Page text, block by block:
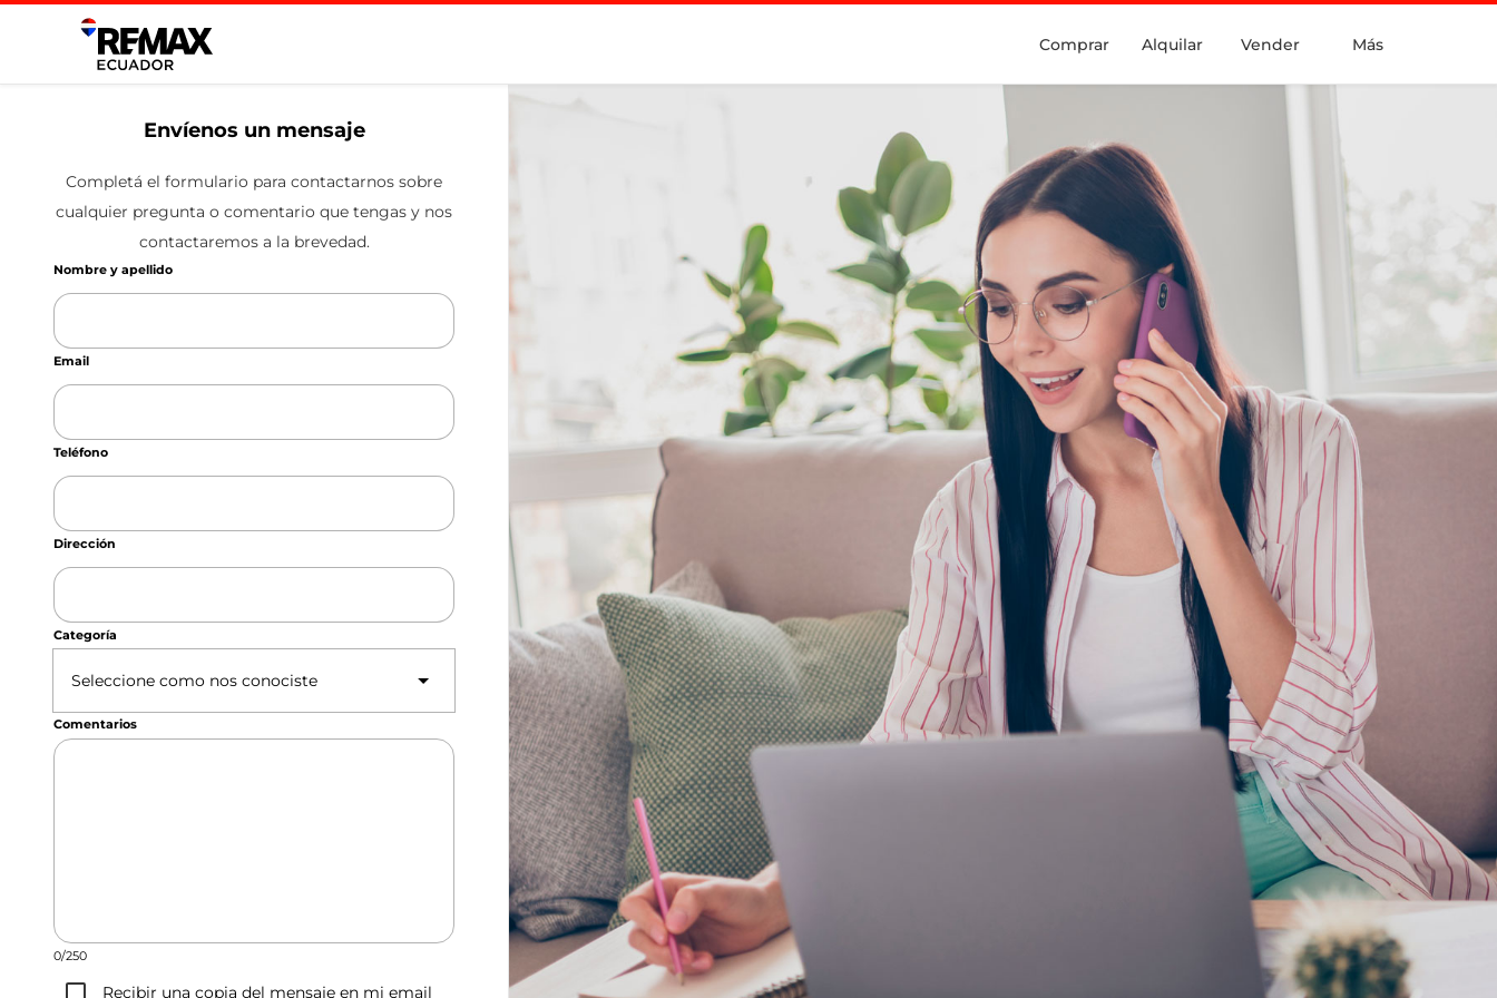
Comprar Alquilar Vender Más
Envíenos un mensaje
Completá el formulario para contactarnos sobre
cualquier pregunta o comentario que tengas y nos
contactaremos a la brevedad.
Nombre y apellido
Email
Teléfono
Dirección
Categoría
Seleccione como nos conociste
Comentarios
0/250
Recibir una copia del mensaje en mi email